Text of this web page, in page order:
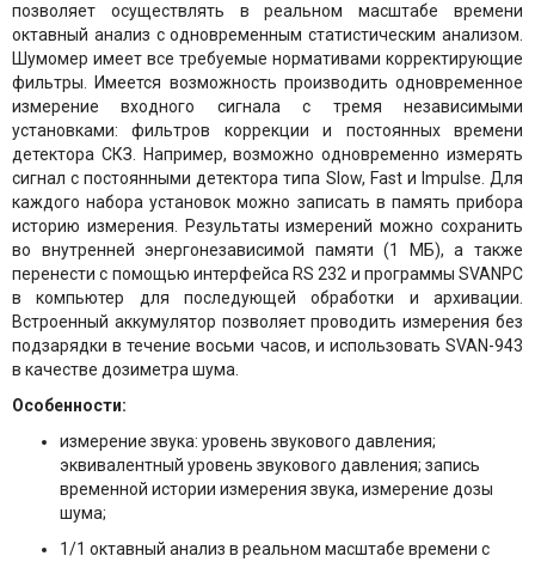
позволяет осуществлять в реальном масштабе времени
октавный анализ с одновременным статистическим анализом.
Шумомер имеет все требуемые нормативами корректирующие
фильтры. Имеется возможность производить одновременное
измерение входного сигнала с тремя независимыми
установками: фильтров коррекции и постоянных времени
детектора СКЗ. Например, возможно одновременно измерять
сигнал с постоянными детектора типа Slow, Fast и Impulse. Для
каждого набора установок можно записать в память прибора
историю измерения. Результаты измерений можно сохранить
во внутренней энергонезависимой памяти (1 МБ), а также
перенести с помощью интерфейса RS 232 и программы SVANPC
в компьютер для последующей обработки и архивации.
Встроенный аккумулятор позволяет проводить измерения без
подзарядки в течение восьми часов, и использовать SVAN-943
в качестве дозиметра шума.
Особенности:
измерение звука: уровень звукового давления;
эквивалентный уровень звукового давления; запись
временной истории измерения звука, измерение дозы
шума;
1/1 октавный анализ в реальном масштабе времени с